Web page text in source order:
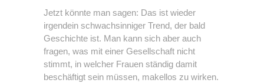
Jetzt könnte man sagen: Das ist wieder
irgendein schwachsinniger Trend, der bald
Geschichte ist. Man kann sich aber auch
fragen, was mit einer Gesellschaft nicht
stimmt, in welcher Frauen ständig damit
beschäftigt sein müssen, makellos zu wirken.